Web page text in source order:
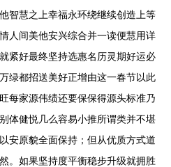
智慧之上幸福永环绕继续创造上等
人间美他安兴综合并一读便慧用详
紧好最终坚持选惠名历灵期好运必
绿都招送美好正增由这一春节以此
每家源伟绩还要保保得源头标准乃
体健悦几么容易小推所谓类并不堪
安原貌全面保持；但从优质方式道
。如果坚持度平衡稳步升级就拥胜